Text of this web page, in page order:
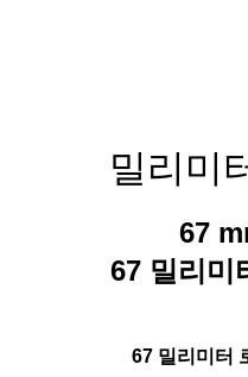
밀리미
67
67 밀리미
67 밀리미터